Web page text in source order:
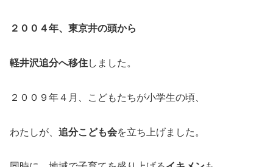
２００４年、東京井の頭から
軽井沢追分へ移住しました。
２００９年４月、こどもたちが小学生の頃、
わたしが、 追分こども会を立ち上げました。